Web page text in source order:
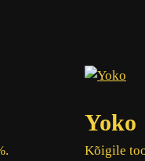
Yoko
Kõigile